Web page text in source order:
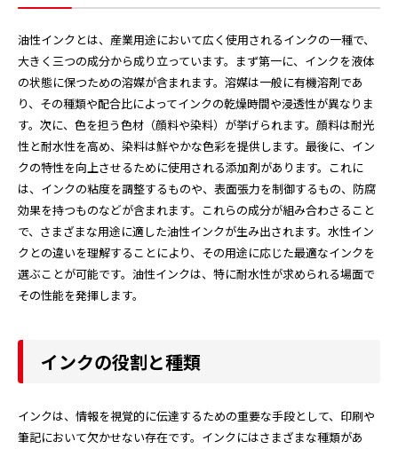
油性インクとは、産業用途において広く使用されるインクの一種で、
大きく三つの成分から成り立っています。まず第一に、インクを液体
の状態に保つための溶媒が含まれます。溶媒は一般に有機溶剤であ
り、その種類や配合比によってインクの乾燥時間や浸透性が異なりま
す。次に、色を担う色材（顔料や染料）が挙げられます。顔料は耐光
性と耐水性を高め、染料は鮮やかな色彩を提供します。最後に、イン
クの特性を向上させるために使用される添加剤があります。これに
は、インクの粘度を調整するものや、表面張力を制御するもの、防腐
効果を持つものなどが含まれます。これらの成分が組み合わさること
で、さまざまな用途に適した油性インクが生み出されます。水性イン
クとの違いを理解することにより、その用途に応じた最適なインクを
選ぶことが可能です。油性インクは、特に耐水性が求められる場面で
その性能を発揮します。
インクの役割と種類
インクは、情報を視覚的に伝達するための重要な手段として、印刷や
筆記において欠かせない存在です。インクにはさまざまな種類があ